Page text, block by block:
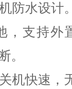
防水设计
，支持外
。
机快速，